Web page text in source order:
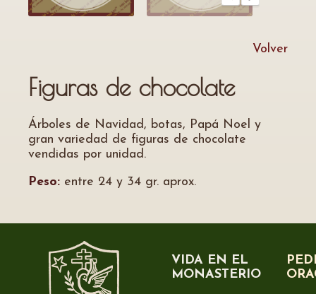
Volver
Figuras de chocolate
Árboles de Navidad, botas, Papá Noel y
gran variedad de figuras de chocolate
vendidas por unidad.
Peso: entre 24 y 34 gr. aprox.
VIDA EN EL
MONASTERIO